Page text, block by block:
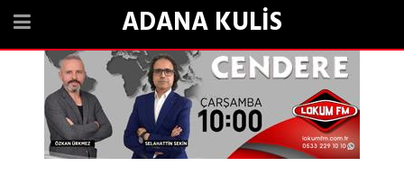
ADANA KULİS